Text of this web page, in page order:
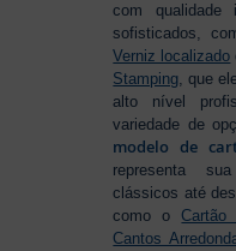
com qualidade
sofisticados,
Verniz localizado
Stamping, que
alto nível
variedade de
modelo de
representa
clássicos até
como oCartão
Cantos